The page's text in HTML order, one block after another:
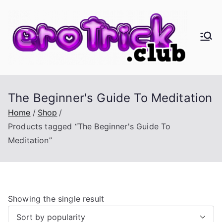
content
ric
Eros,
ss
The Beginner's Guide To Meditation
Home
Shop
Products tagged “The Beginner's Guide To
Meditation”
Showing the single result